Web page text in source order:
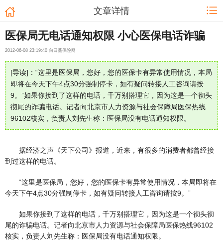
文章详情
医保局无电话通知权限 小心医保电话诈骗
2012-06-08 23:19:40 向日葵保险网
[导读]：“这里是医保局，您好，您的医保卡有异常使用情况，本局
即将在今天下午4点30分强制停卡，如有疑问转接人工咨询请按
9。”如果你接到了这样的电话，千万别搭理它，因为这是一个彻头
彻尾的诈骗电话。记者向北京市人力资源与社会保障局医保热线
96102核实，负责人刘先生称：医保局没有电话通知权限。
据经济之声《天下公司》报道，近来，有很多的消费者都曾经接
到过这样的电话。
“这里是医保局，您好，您的医保卡有异常使用情况，本局即将在
今天下午4点30分强制停卡，如有疑问转接人工咨询请按9。”
如果你接到了这样的电话，千万别搭理它，因为这是一个彻头彻
尾的诈骗电话。记者向北京市人力资源与社会保障局医保热线96102
核实，负责人刘先生称：医保局没有电话通知权限。